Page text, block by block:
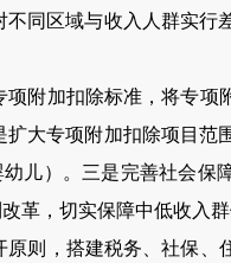
同区域与收入人群实行
附加扣除标准，将专项
大专项附加扣除项目范
儿）。三是完善社会保
革，切实保障中低收入群
则，搭建税务、社保、